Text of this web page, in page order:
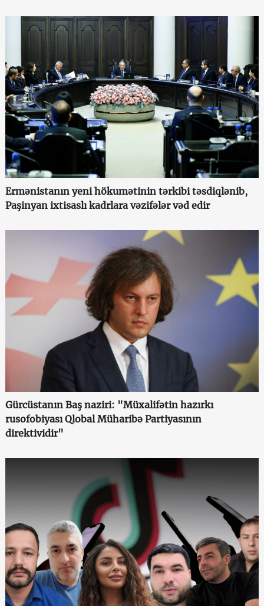
Ermənistanın yeni hökumətinin tərkibi təsdiqlənib,
Paşinyan ixtisaslı kadrlara vəzifələr vəd edir
Gürcüstanın Baş naziri: "Müxalifətin hazırkı
rusofobiyası Qlobal Müharibə Partiyasının
direktividir"